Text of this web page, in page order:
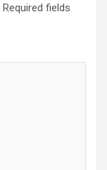
Required fields